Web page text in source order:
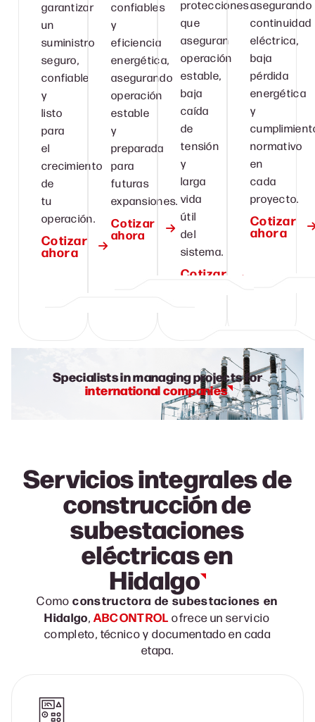
garantizar
un
suministro
seguro,
confiable
y
listo
para
el
crecimiento
de
tu
operación.
Cotizar
ahora
confiables
y
eficiencia
energética,
asegurando
operación
estable
y
preparada
para
futuras
expansiones.
Cotizar
ahora
protecciones
que
aseguran
operación
estable,
baja
caída
de
tensión
y
larga
vida
útil
del
sistema.
Cotizar
asegurando
continuidad
eléctrica,
baja
pérdida
energética
y
normativo
en
cada
proyecto.
Cotizar
ahora
Specialists in managing projects for
international companies
Servicios integrales de
construcción de
subestaciones
eléctricas en
Hidalgo
Comoconstructora de subestaciones en
Hidalgo, ABCONTROL ofrece un servicio
completo, técnico y documentado en cada
etapa.